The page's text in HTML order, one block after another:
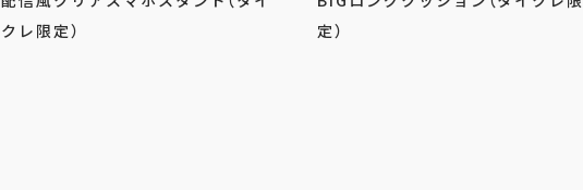
クレ限定）
定）